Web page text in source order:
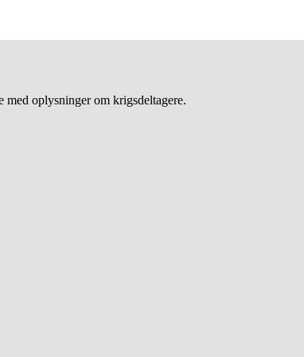
oplysninger om krigsdeltagere.